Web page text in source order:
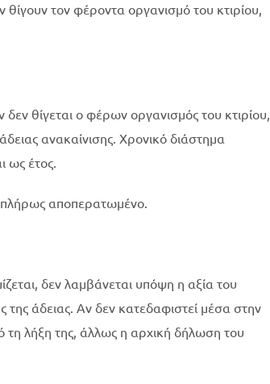
θίγουν τον φέροντα οργανισμό του κτιρίου,
δεν θίγεται ο φέρων οργανισμός του κτιρίου,
ανακαίνισης. Χρονικό διάστημα
ως έτος.
πλήρως αποπερατωμένο.
δεν λαμβάνεται υπόψη η αξία του
της άδειας. Αν δεν κατεδαφιστεί μέσα στην
λήξη της, άλλως η αρχική δήλωση του